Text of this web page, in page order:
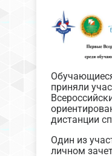
приняли
дистанции
Один из
личном